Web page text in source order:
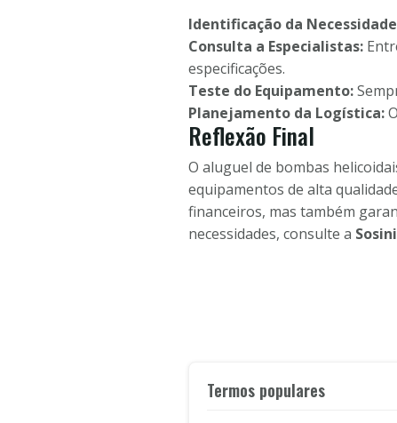
Identificação da
Consulta a Especialistas:
especificações.
Teste do Equipamento:
Planejamento da Logística:
Reflexão Final
O aluguel de bombas
equipamentos de alta
financeiros, mas também
necessidades, consulte a
Termos populares